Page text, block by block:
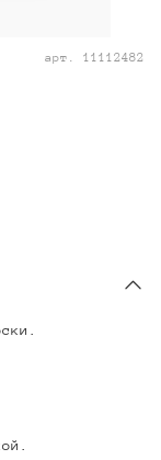
арт. 11112482